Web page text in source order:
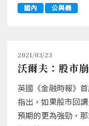
國內 公與義
2021/03/23
沃爾夫：股市
英國《金融時報》
指出，如果股市回
預期的更為強勁，